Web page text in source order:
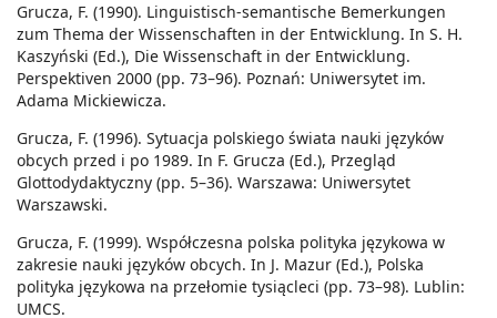
Grucza, F. (1990). Linguistisch-semantische Bemerkungen
zum Thema der Wissenschaften in der Entwicklung. In S. H.
Kaszyński (Ed.), Die Wissenschaft in der Entwicklung.
Perspektiven 2000 (pp. 73–96). Poznań: Uniwersytet im.
Adama Mickiewicza.
Grucza, F. (1996). Sytuacja polskiego świata nauki języków
obcych przed i po 1989. In F. Grucza (Ed.), Przegląd
Glottodydaktyczny (pp. 5–36). Warszawa: Uniwersytet
Warszawski.
Grucza, F. (1999). Współczesna polska polityka językowa w
zakresie nauki języków obcych. In J. Mazur (Ed.), Polska
polityka językowa na przełomie tysiącleci (pp. 73–98). Lublin:
UMCS.